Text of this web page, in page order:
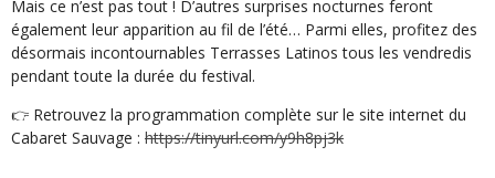
Mais ce n’est pas tout ! D’autres surprises nocturnes feront
également leur apparition au fil de l’été… Parmi elles, profitez des
désormais incontournables Terrasses Latinos tous les vendredis
pendant toute la durée du festival.
Retrouvez la programmation complète sur le site internet du
Cabaret Sauvage : https://tinyurl.com/y9h8pj3k